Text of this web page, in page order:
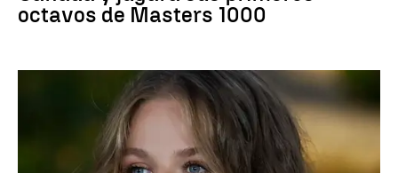
octavos de Masters 1000